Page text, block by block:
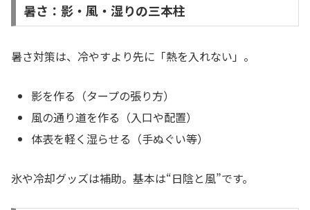
暑さ：影・風・湿りの三本柱
暑さ対策は、冷やすより先に「熱を入れない」。
影を作る（タープの張り方）
風の通り道を作る（入口や配置）
体表を軽く湿らせる（手ぬぐい等）
氷や冷却グッズは補助。基本は“日陰と風”です。